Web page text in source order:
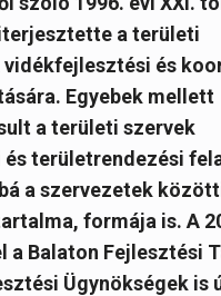
a területi
és
Egyebek mellett
a területi szervek
területrendezési
a szervezetek
formája is. A
a Balaton Fejlesztési
Ügynökségek is